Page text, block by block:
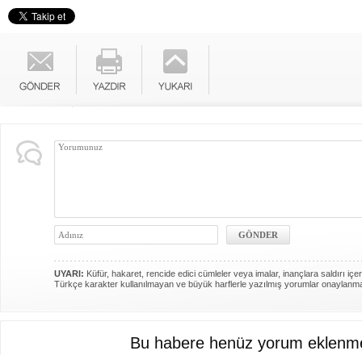
UYARI: Küfür, hakaret, rencide edici cümleler veya imalar, inançlara saldırı
Türkçe karakter kullanılmayan ve büyük harflerle yazılmış yorumlar
Bu habere henüz yorum